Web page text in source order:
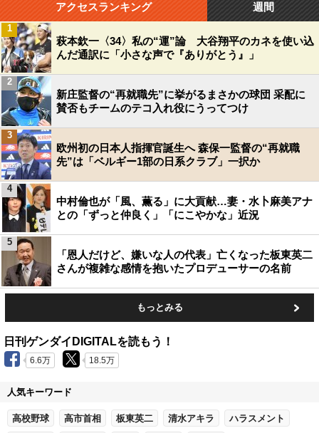
アクセスランキング 週間
萩本欽一〈34〉私の“運”論 大谷翔平のカネを使い込
んだ通訳に「小さな声で『ありがとう』」
1
新庄監督の“再就職先”に挙がるまさかの球団 采配に
賛否もチームのテコ入れ役にうってつけ
2
欧州初の日本人指揮官誕生へ 森保一監督の“再就職
先”は「ベルギー1部の日系クラブ」一択か
3
中村倫也が「風、薫る」に大貢献…妻・水卜麻美アナ
との「ずっと仲良く」「にこやかな」近況
4
「恩人だけど、嫌いな人の代表」亡くなった板東英二
さんが複雑な感情を抱いたプロデューサーの名前
5
もっとみる
日刊ゲンダイDIGITALを読もう！
6.6万 18.5万
人気キーワード
高校野球 高市首相 板東英二 清水アキラ ハラスメント